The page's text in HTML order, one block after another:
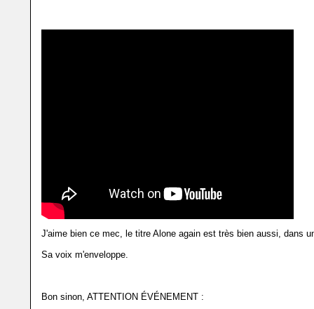
J'aime bien ce mec, le titre Alone again est très bien aussi, dans
Sa voix m'enveloppe.
Bon sinon, ATTENTION ÉVÉNEMENT :